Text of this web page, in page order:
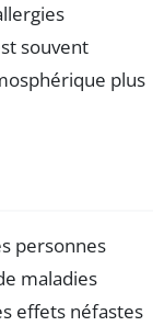
souvent
plus
personnes
maladies
effets néfastes